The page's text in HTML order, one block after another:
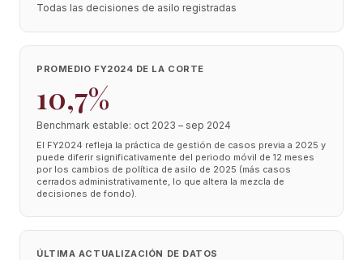
Todas las decisiones de asilo registradas
PROMEDIO FY2024 DE LA CORTE
10,7%
Benchmark estable: oct 2023 – sep 2024
El FY2024 refleja la práctica de gestión de casos previa a 2025 y
puede diferir significativamente del periodo móvil de 12 meses
por los cambios de política de asilo de 2025 (más casos
cerrados administrativamente, lo que altera la mezcla de
decisiones de fondo).
ÚLTIMA ACTUALIZACIÓN DE DATOS